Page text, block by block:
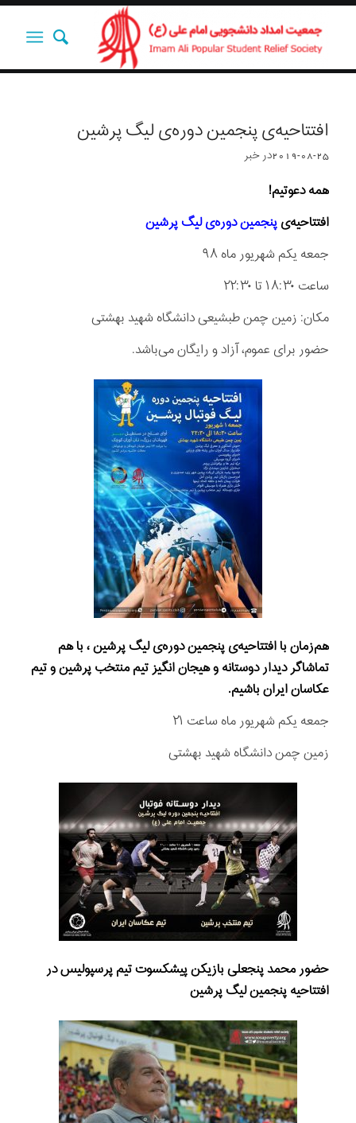
افتتاحیه‌ی پنجمین دوره‌ی لیگ پرشین
2019-08-25درخبر
همه دعوتیم!
افتتاحیه‌یپنجمین دوره‌ی لیگ پرشین
جمعه یکم شهریور ماه ۹۸
ساعت ۱۸:۳۰ تا ۲۲:۳۰
مکان: زمین چمن طبشیعی دانشگاه شهید بهشتی
حضور برای عموم، آزاد و رایگان می‌باشد.
هم‌زمان با افتتاحیه‌ی پنجمین دوره‌ی ليگ پرشين ، با هم
تماشاگر دیدار دوستانه و هیجان انگیز تیم منتخب پرشین و تیم
عکاسان ایران باشیم.
جمعه یکم شهریور ماه ساعت ۲۱
زمین چمن دانشگاه شهید بهشتی
حضور محمد پنجعلی بازیکن پیشکسوت تیم پرسپولیس در
افتتاحیه پنجمین لیگ پرشین